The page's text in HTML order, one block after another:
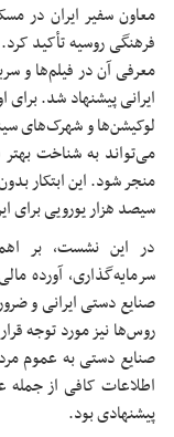
معاون سفیر ایران در
فرهنگی روسیه تأکید
معرفی آن در فیلم‌ها و
ایرانی پیشنهاد شد. برای
لوکیشن‌ها و شهرک‌های
می‌تواند به شناخت
منجر شود. این ابتکار
سیصد هزار یورویی برای
در این نشست، بر
سرمایه‌گذاری، آورده
صنایع دستی ایرانی و
روس‌ها نیز مورد توجه
صنایع دستی به عموم
اطلاعات کافی از جمله
پیشنهادی بود.